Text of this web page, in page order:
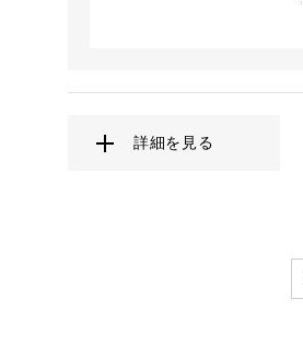
詳細を見る